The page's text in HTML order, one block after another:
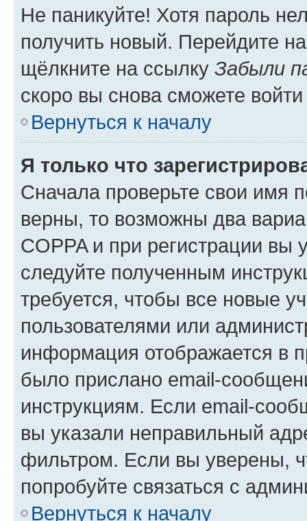
Не паникуйте! Хотя пароль
получить новый. Перейдите
щёлкните на ссылку Забыли
скоро вы снова сможете
Вернуться к началу
Я только что
Сначала проверьте свои имя
верны, то возможны два
COPPA и при регистрации вы
следуйте полученным
требуется, чтобы все новые
пользователями или
информация отображается в
было прислано email-
инструкциям. Если email-
вы указали неправильный
фильтром. Если вы уверены,
попробуйте связаться с
Вернуться к началу